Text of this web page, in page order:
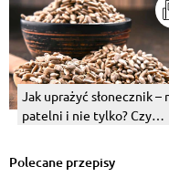
Jak uprażyć słonecznik –
patelni i nie tylko? Czy
łupinach?
Polecane przepisy